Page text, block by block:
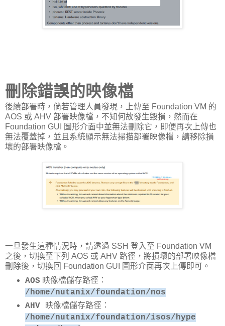
刪除錯誤的映像檔
後續部署時，倘若管理人員發現，上傳至 Foundation VM 的
AOS 或 AHV 部署映像檔，不知何故發生毀損，然而在
Foundation GUI 圖形介面中並無法刪除它，即便再次上傳也
無法覆蓋掉，並且系統顯示無法掃描部署映像檔，請移除損
壞的部署映像檔。
一旦發生這種情況時，請透過 SSH 登入至 Foundation VM
之後，切換至下列 AOS 或 AHV 路徑，將損壞的部署映像檔
刪除後，切換回 Foundation GUI 圖形介面再次上傳即可。
AOS 映像檔儲存路徑：
/home/nutanix/foundation/nos
AHV
映像檔儲存路徑：
/home/nutanix/foundation/isos/hype